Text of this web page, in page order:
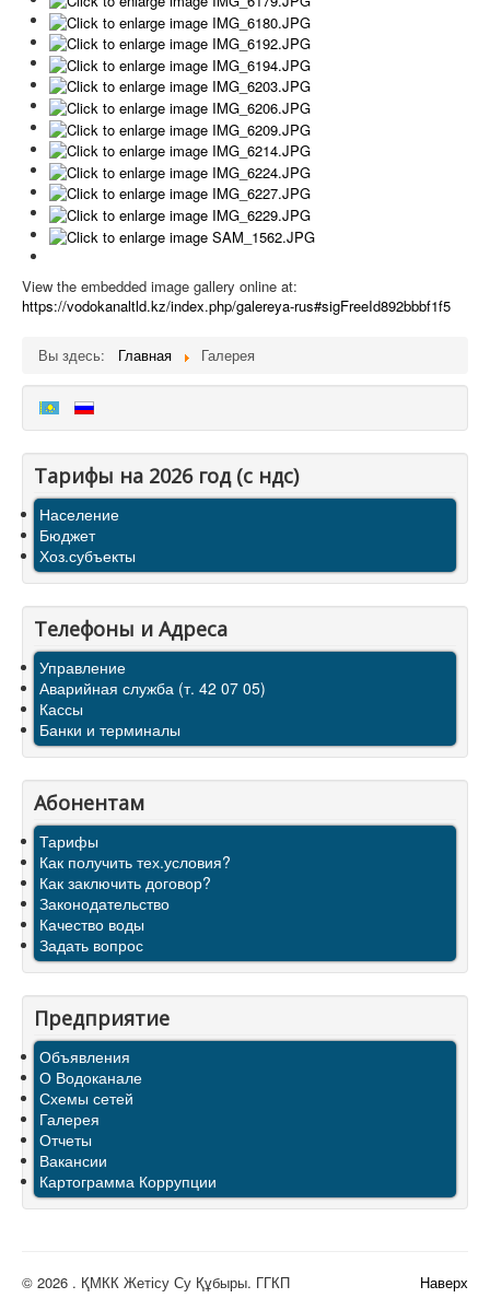
View the embedded image gallery online at:
https://vodokanaltld.kz/index.php/galereya-rus#sigFreeId892bbbf1f5
Вы здесь: Главная Галерея
Тарифы на 2026 год (с ндс)
Население
Бюджет
Хоз.субъекты
Телефоны и Адреса
Управление
Аварийная служба (т. 42 07 05)
Кассы
Банки и терминалы
Абонентам
Тарифы
Как получить тех.условия?
Как заключить договор?
Законодательство
Качество воды
Задать вопрос
Предприятие
Объявления
О Водоканале
Схемы сетей
Галерея
Отчеты
Вакансии
Картограмма Коррупции
Наверх
© 2026 . ҚМКК Жетісу Су Құбыры. ГГКП